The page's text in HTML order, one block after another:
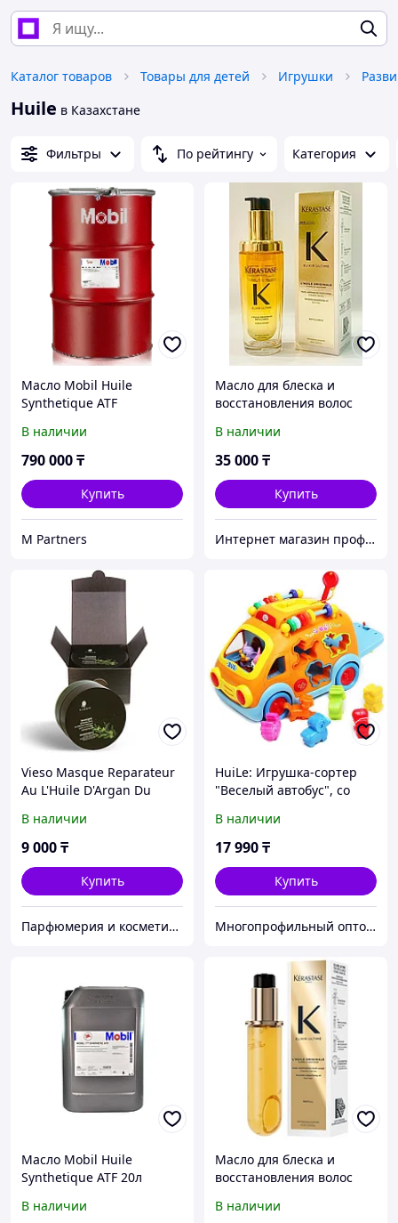
Каталог товаров Товары для детей Игрушки
Huile в Казахстане
Фильтры По рейтингу Категория
Масло Mobil Huile
Synthetique ATF
В наличии
790 000₸
Купить
M Partners
Масло для блеска и
восстановления волос
Originale, 75 мл
В наличии
35 000₸
Купить
Интернет магазин профессиональной косметики Lili.kz
Vieso Masque Reparateur
Au L'Huile D'Argan Du
глубокого восстановления
волос)
В наличии
9 000₸
Купить
Парфюмерия и косметика для волос Angel Professional Paris
HuiLe: Игрушка-сортер
"Веселый автобус", со
В наличии
17 990₸
Купить
Многопрофильный оптово розничный интернет магазин - G-sea.kz
Масло Mobil Huile
Synthetique ATF 20л
В наличии
Масло для блеска и
восстановления волос
Originale, 75 мл
В наличии